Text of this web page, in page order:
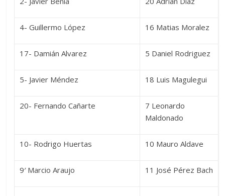
4- Guillermo López 16 Matias Moralez
17- Damián Alvarez 5 Daniel Rodriguez
5- Javier Méndez 18 Luis Magulegui
20- Fernando Cañarte
7 Leonardo
Maldonado
10- Rodrigo Huertas 10 Mauro Aldave
9′ Marcio Araujo 11 José Pérez Bach